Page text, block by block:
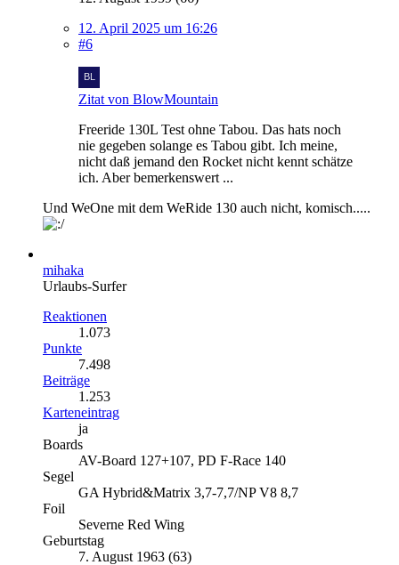
12. April 2025 um 16:26
#6
Zitat von BlowMountain
Freeride 130L Test ohne Tabou. Das hats noch
nie gegeben solange es Tabou gibt. Ich meine,
nicht daß jemand den Rocket nicht kennt schätze
ich. Aber bemerkenswert ...
Und WeOne mit dem WeRide 130 auch nicht, komisch.....
mihaka
Urlaubs-Surfer
Reaktionen
1.073
Punkte
7.498
Beiträge
1.253
Karteneintrag
ja
Boards
AV-Board 127+107, PD F-Race 140
Segel
GA Hybrid&Matrix 3,7-7,7/NP V8 8,7
Foil
Severne Red Wing
Geburtstag
7. August 1963 (63)